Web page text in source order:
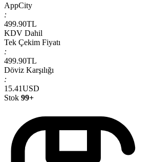
AppCity
:
499.90TL
KDV Dahil
Tek Çekim Fiyatı
:
499.90TL
Döviz Karşılığı
:
15.41USD
Stok 99+